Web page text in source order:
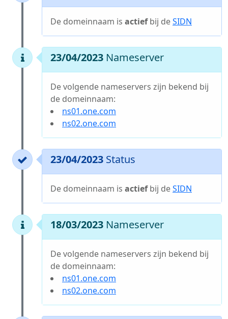
De domeinnaam is actiefbij deSIDN
23/04/2023 Nameserver
De volgende nameservers zijn bekend bij
de domeinnaam:
ns01.one.com
ns02.one.com
23/04/2023 Status
De domeinnaam is actiefbij deSIDN
18/03/2023 Nameserver
De volgende nameservers zijn bekend bij
de domeinnaam:
ns01.one.com
ns02.one.com